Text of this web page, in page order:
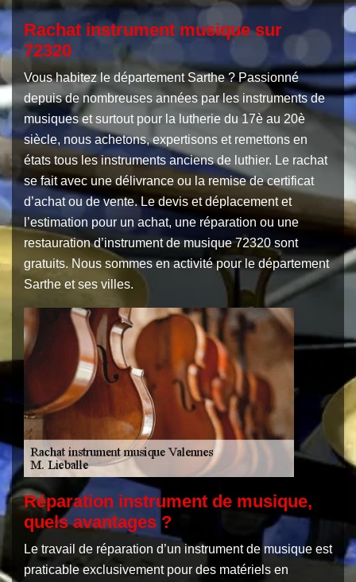
Rachat instrument musique sur
72320
Vous habitez le département Sarthe ? Passionné
depuis de nombreuses années par les instruments de
musiques et surtout pour la lutherie du 17è au 20è
siècle, nous achetons, expertisons et remettons en
états tous les instruments anciens de luthier. Le rachat
se fait avec une délivrance ou la remise de certificat
d’achat ou de vente. Le devis et déplacement et
l’estimation pour un achat, une réparation ou une
restauration d’instrument de musique 72320 sont
gratuits. Nous sommes en activité pour le département
Sarthe et ses villes.
Réparation instrument de musique,
quels avantages ?
Le travail de réparation d’un instrument de musique est
praticable exclusivement pour des matériels en